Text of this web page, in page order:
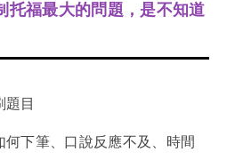
托福最大的問題，是不知道
目
下筆、口說反應不及、時間